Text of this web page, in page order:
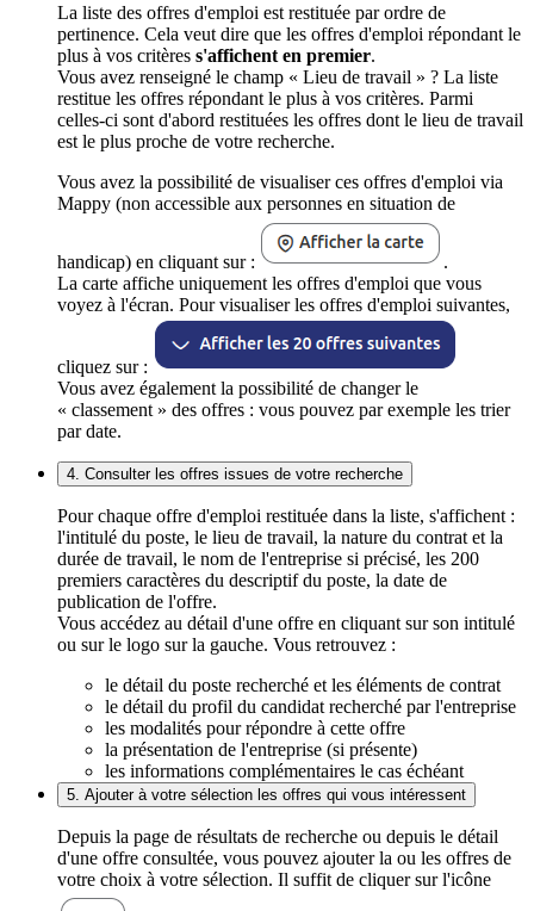
La liste des offres d'emploi est restituée par ordre de
pertinence. Cela veut dire que les offres d'emploi répondant le
plus à vos critères s'affichent en premier.
Vous avez renseigné le champ « Lieu de travail » ? La liste
restitue les offres répondant le plus à vos critères. Parmi
celles-ci sont d'abord restituées les offres dont le lieu de travail
est le plus proche de votre recherche.
Vous avez la possibilité de visualiser ces offres d'emploi via
Mappy (non accessible aux personnes en situation de
handicap) en cliquant sur :
.
La carte affiche uniquement les offres d'emploi que vous
voyez à l'écran. Pour visualiser les offres d'emploi suivantes,
cliquez sur :
Vous avez également la possibilité de changer le
« classement » des offres : vous pouvez par exemple les trier
par date.
4. Consulter les offres issues de votre recherche
Pour chaque offre d'emploi restituée dans la liste, s'affichent :
l'intitulé du poste, le lieu de travail, la nature du contrat et la
durée de travail, le nom de l'entreprise si précisé, les 200
premiers caractères du descriptif du poste, la date de
publication de l'offre.
Vous accédez au détail d'une offre en cliquant sur son intitulé
ou sur le logo sur la gauche. Vous retrouvez :
le détail du poste recherché et les éléments de contrat
le détail du profil du candidat recherché par l'entreprise
les modalités pour répondre à cette offre
la présentation de l'entreprise (si présente)
les informations complémentaires le cas échéant
5. Ajouter à votre sélection les offres qui vous intéressent
Depuis la page de résultats de recherche ou depuis le détail
d'une offre consultée, vous pouvez ajouter la ou les offres de
votre choix à votre sélection. Il suffit de cliquer sur l'icône